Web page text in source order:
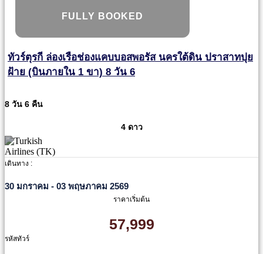
FULLY BOOKED
ทัวร์ตุรกี ล่องเรือช่องแคบบอสพอรัส นครใต้ดิน ปราสาทปุย
ฝ้าย (บินภายใน 1 ขา) 8 วัน 6
8 วัน 6 คืน
4 ดาว
เดินทาง :
30 มกราคม - 03 พฤษภาคม 2569
ราคาเริ่มต้น
57,999
รหัสทัวร์